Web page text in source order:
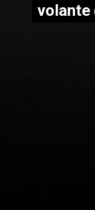
volante
volante